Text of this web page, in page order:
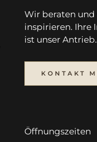
Wir beraten und
inspirieren. Ihre
ist unser Antrieb.
KONTAKT
Öffnungszeiten